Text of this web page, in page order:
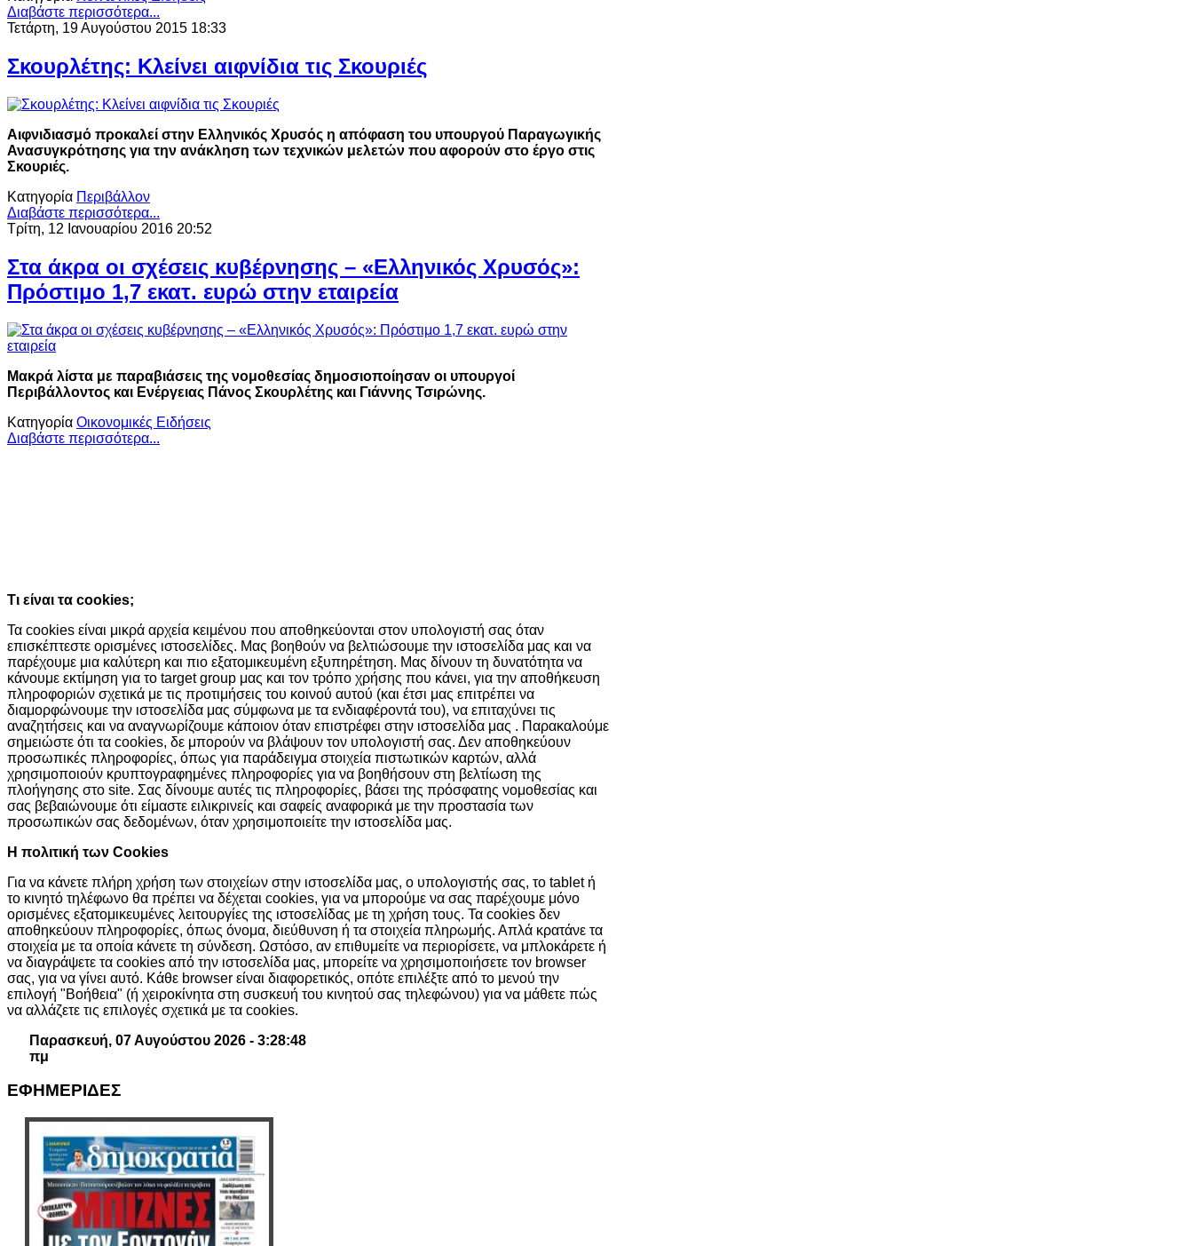
Διαβάστε περισσότερα...
Τετάρτη, 19 Αυγούστου 2015 18:33
Σκουρλέτης: Κλείνει αιφνίδια τις Σκουριές
Αιφνιδιασμό προκαλεί στην Ελληνικός Χρυσός η απόφαση του υπουργού Παραγωγικής
Ανασυγκρότησης για την ανάκληση των τεχνικών μελετών που αφορούν στο έργο στις
Σκουριές.
Κατηγορία Περιβάλλον
Διαβάστε περισσότερα...
Τρίτη, 12 Ιανουαρίου 2016 20:52
Στα άκρα οι σχέσεις κυβέρνησης – «Ελληνικός Χρυσός»:
Πρόστιμο 1,7 εκατ. ευρώ στην εταιρεία
Μακρά λίστα με παραβιάσεις της νομοθεσίας δημοσιοποίησαν οι υπουργοί
Περιβάλλοντος και Ενέργειας Πάνος Σκουρλέτης και Γιάννης Τσιρώνης.
Κατηγορία Οικονομικές Ειδήσεις
Διαβάστε περισσότερα...
Τι είναι τα cookies;
Τα cookies είναι μικρά αρχεία κειμένου που αποθηκεύονται στον υπολογιστή σας όταν
επισκέπτεστε ορισμένες ιστοσελίδες. Μας βοηθούν να βελτιώσουμε την ιστοσελίδα μας και να
παρέχουμε μια καλύτερη και πιο εξατομικευμένη εξυπηρέτηση. Μας δίνουν τη δυνατότητα να
κάνουμε εκτίμηση για το target group μας και τον τρόπο χρήσης που κάνει, για την αποθήκευση
πληροφοριών σχετικά με τις προτιμήσεις του κοινού αυτού (και έτσι μας επιτρέπει να
διαμορφώνουμε την ιστοσελίδα μας σύμφωνα με τα ενδιαφέροντά του), να επιταχύνει τις
αναζητήσεις και να αναγνωρίζουμε κάποιον όταν επιστρέφει στην ιστοσελίδα μας . Παρακαλούμε
σημειώστε ότι τα cookies, δε μπορούν να βλάψουν τον υπολογιστή σας. Δεν αποθηκεύουν
προσωπικές πληροφορίες, όπως για παράδειγμα στοιχεία πιστωτικών καρτών, αλλά
χρησιμοποιούν κρυπτογραφημένες πληροφορίες για να βοηθήσουν στη βελτίωση της
πλοήγησης στο site. Σας δίνουμε αυτές τις πληροφορίες, βάσει της πρόσφατης νομοθεσίας και
σας βεβαιώνουμε ότι είμαστε ειλικρινείς και σαφείς αναφορικά με την προστασία των
προσωπικών σας δεδομένων, όταν χρησιμοποιείτε την ιστοσελίδα μας.
H πολιτική των Cookies
Για να κάνετε πλήρη χρήση των στοιχείων στην ιστοσελίδα μας, ο υπολογιστής σας, το tablet ή
το κινητό τηλέφωνο θα πρέπει να δέχεται cookies, για να μπορούμε να σας παρέχουμε μόνο
ορισμένες εξατομικευμένες λειτουργίες της ιστοσελίδας με τη χρήση τους. Τα cookies δεν
αποθηκεύουν πληροφορίες, όπως όνομα, διεύθυνση ή τα στοιχεία πληρωμής. Απλά κρατάνε τα
στοιχεία με τα οποία κάνετε τη σύνδεση. Ωστόσο, αν επιθυμείτε να περιορίσετε, να μπλοκάρετε ή
να διαγράψετε τα cookies από την ιστοσελίδα μας, μπορείτε να χρησιμοποιήσετε τον browser
σας, για να γίνει αυτό. Κάθε browser είναι διαφορετικός, οπότε επιλέξτε από το μενού την
επιλογή "Βοήθεια" (ή χειροκίνητα στη συσκευή του κινητού σας τηλεφώνου) για να μάθετε πώς
να αλλάζετε τις επιλογές σχετικά με τα cookies.
Παρασκευή, 07 Αυγούστου 2026 - 3:28:49
πμ
ΕΦΗΜΕΡΙΔΕΣ